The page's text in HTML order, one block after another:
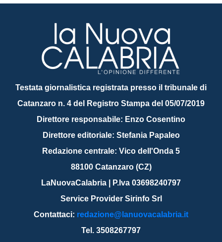
Testata giornalistica registrata presso il tribunale di
Catanzaro n. 4 del Registro Stampa del 05/07/2019
Direttore responsabile: Enzo Cosentino
Direttore editoriale: Stefania Papaleo
Redazione centrale: Vico dell'Onda 5
88100 Catanzaro (CZ)
LaNuovaCalabria | P.Iva 03698240797
Service Provider Sirinfo Srl
Contattaci: redazione@lanuovacalabria.it
Tel. 3508267797